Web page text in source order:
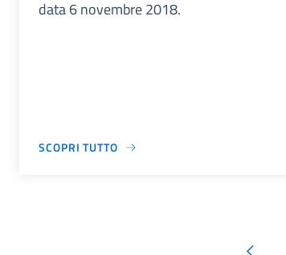
data 6 novembre 2018.
SCOPRI TUTTO